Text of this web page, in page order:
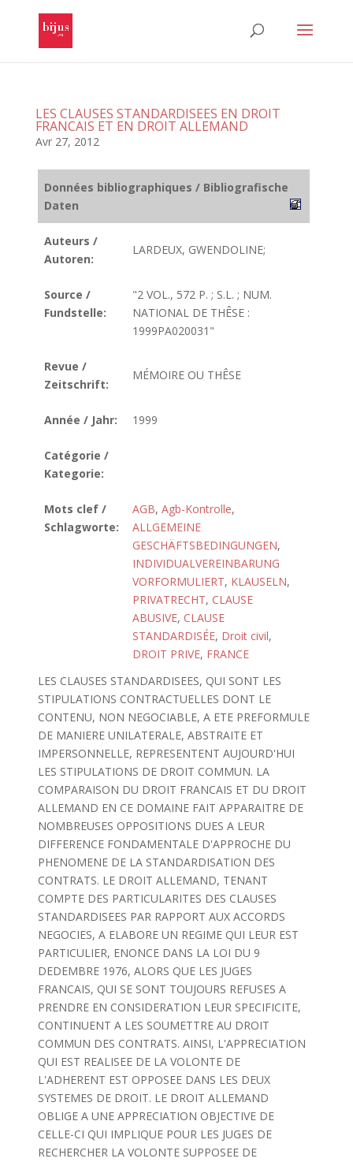
LES CLAUSES STANDARDISEES EN DROIT
FRANCAIS ET EN DROIT ALLEMAND
Avr 27, 2012
Données bibliographiques / Bibliografische
Daten
Auteurs /
Autoren:
LARDEUX, GWENDOLINE;
Source /
Fundstelle:
"2 VOL., 572 P. ; S.L. ; NUM.
NATIONAL DE THÊSE :
1999PA020031"
Revue /
Zeitschrift:
MÉMOIRE OU THÊSE
Année / Jahr: 1999
Catégorie /
Kategorie:
Mots clef /
Schlagworte:
AGB, Agb-Kontrolle,
ALLGEMEINE
GESCHÄFTSBEDINGUNGEN,
INDIVIDUALVEREINBARUNG
VORFORMULIERT, KLAUSELN,
PRIVATRECHT, CLAUSE
ABUSIVE, CLAUSE
STANDARDISÉE, Droit civil,
DROIT PRIVE, FRANCE
LES CLAUSES STANDARDISEES, QUI SONT LES
STIPULATIONS CONTRACTUELLES DONT LE
CONTENU, NON NEGOCIABLE, A ETE PREFORMULE
DE MANIERE UNILATERALE, ABSTRAITE ET
IMPERSONNELLE, REPRESENTENT AUJOURD'HUI
LES STIPULATIONS DE DROIT COMMUN. LA
COMPARAISON DU DROIT FRANCAIS ET DU DROIT
ALLEMAND EN CE DOMAINE FAIT APPARAITRE DE
NOMBREUSES OPPOSITIONS DUES A LEUR
DIFFERENCE FONDAMENTALE D'APPROCHE DU
PHENOMENE DE LA STANDARDISATION DES
CONTRATS. LE DROIT ALLEMAND, TENANT
COMPTE DES PARTICULARITES DES CLAUSES
STANDARDISEES PAR RAPPORT AUX ACCORDS
NEGOCIES, A ELABORE UN REGIME QUI LEUR EST
PARTICULIER, ENONCE DANS LA LOI DU 9
DEDEMBRE 1976, ALORS QUE LES JUGES
FRANCAIS, QUI SE SONT TOUJOURS REFUSES A
PRENDRE EN CONSIDERATION LEUR SPECIFICITE,
CONTINUENT A LES SOUMETTRE AU DROIT
COMMUN DES CONTRATS. AINSI, L'APPRECIATION
QUI EST REALISEE DE LA VOLONTE DE
L'ADHERENT EST OPPOSEE DANS LES DEUX
SYSTEMES DE DROIT. LE DROIT ALLEMAND
OBLIGE A UNE APPRECIATION OBJECTIVE DE
CELLE-CI QUI IMPLIQUE POUR LES JUGES DE
RECHERCHER LA VOLONTE SUPPOSEE DE